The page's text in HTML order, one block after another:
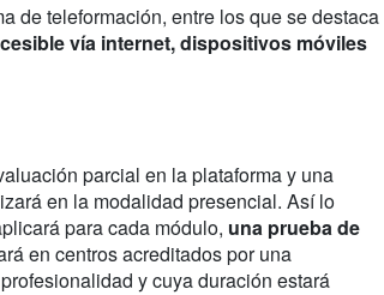
de teleformación, entre los que se destaca
vía internet, dispositivos móviles
parcial en la plataforma y una
en la modalidad presencial. Así lo
para cada módulo, una prueba de
en centros acreditados por una
y cuya duración estará